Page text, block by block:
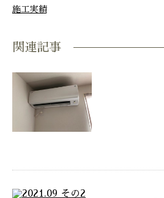
施工実績
関連記事